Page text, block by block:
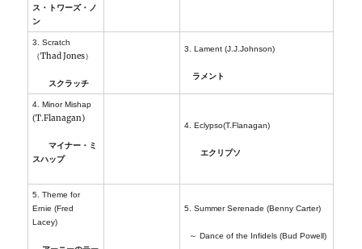
ス・トワーズ・ノ
ン
3. Scratch
（Thad Jones）
スクラッチ
3. Lament (J.J.Johnson)
ラメント
4. Minor Mishap
(T.Flanagan)
マイナー・ミ
スハップ
4. Eclypso(T.Flanagan)
エクリプソ
5. Theme for
Ernie (Fred
Lacey)
5. Summer Serenade (Benny Carter)
～ Dance of the Infidels (Bud Powell)